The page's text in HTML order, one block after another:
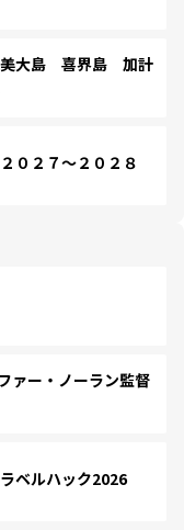
大島 喜界島 加計
２７～２０２８
ァー・ノーラン監督
ベルハック2026